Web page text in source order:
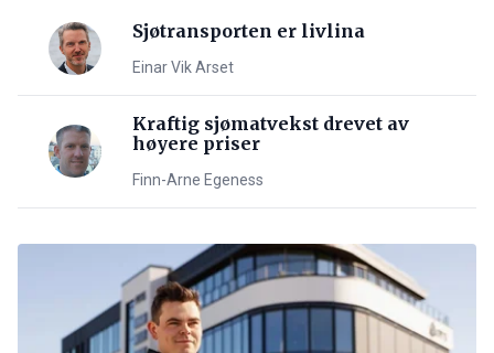
Sjøtransporten er livlina
Einar Vik Arset
Kraftig sjømatvekst drevet av
høyere priser
Finn-Arne Egeness